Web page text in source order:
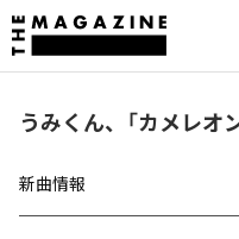
うみくん、「カメレオ
新曲情報